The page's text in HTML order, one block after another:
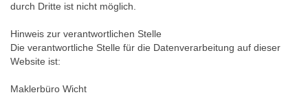
durch Dritte ist nicht möglich.
Hinweis zur verantwortlichen Stelle
Die verantwortliche Stelle für die Datenverarbeitung auf dieser
Website ist:
Maklerbüro Wicht